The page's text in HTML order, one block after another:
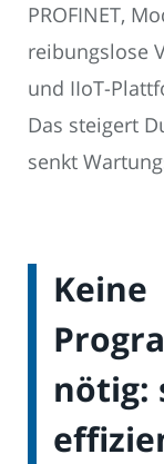
PROFINET,
reibungslose
und IIoT-
Das steigert
senkt
Keine
nötig: